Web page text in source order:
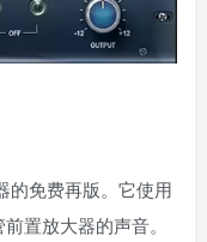
的免费再版。它使用
置放大器的声音。